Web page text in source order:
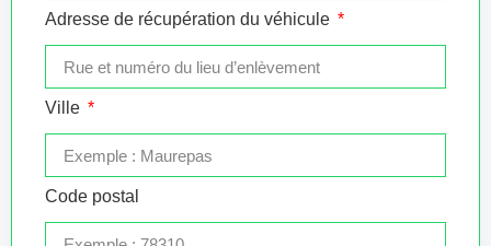
Adresse de récupération du véhicule
Ville
Code postal